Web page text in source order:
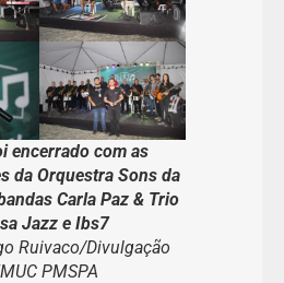
encerrado com as
da Orquestra Sons da
Carla Paz & Trio
Jazz e Ibs7
Ruivaco/Divulgação
PMSPA